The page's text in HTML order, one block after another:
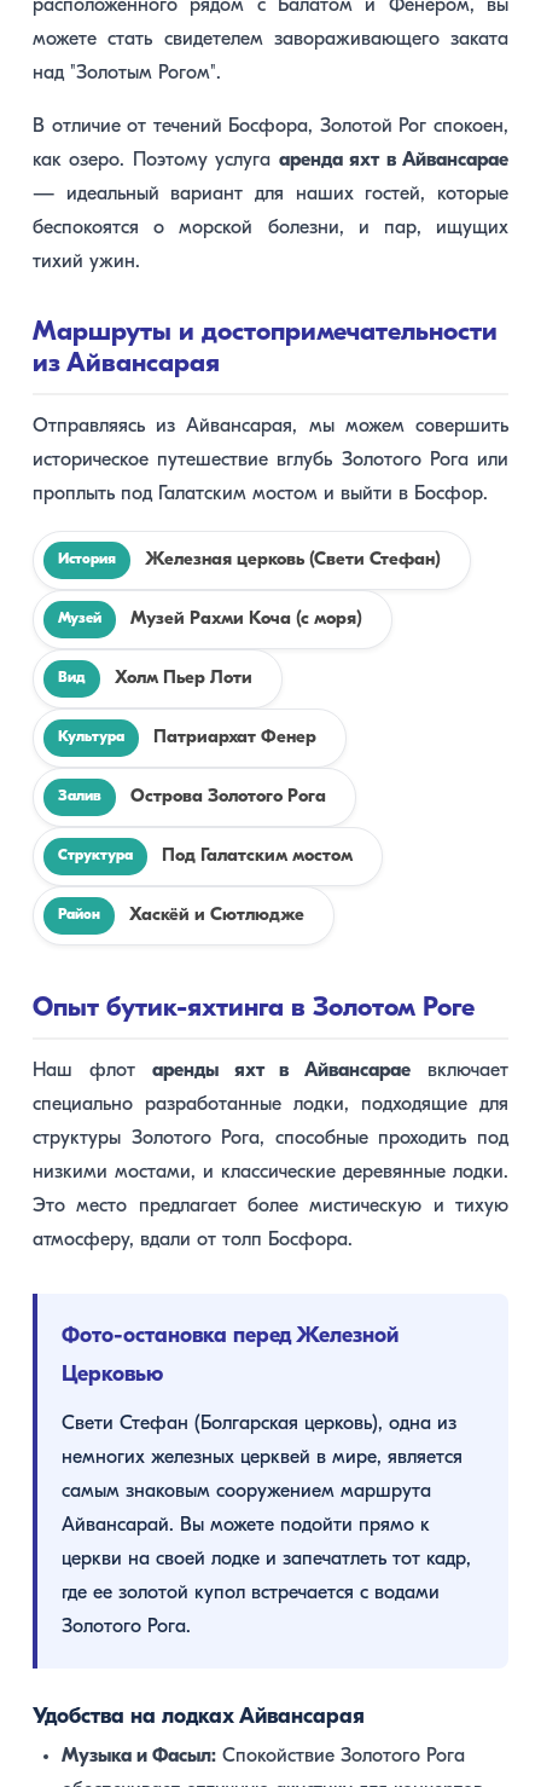
расположенного рядом с Балатом и Фенером, вы
можете стать свидетелем завораживающего заката
над "Золотым Рогом".
В отличие от течений Босфора, Золотой Рог спокоен,
как озеро. Поэтому услуга аренда яхт в Айвансарае
— идеальный вариант для наших гостей, которые
беспокоятся о морской болезни, и пар, ищущих
тихий ужин.
Маршруты и достопримечательности
из Айвансарая
Отправляясь из Айвансарая, мы можем совершить
историческое путешествие вглубь Золотого Рога или
проплыть под Галатским мостом и выйти в Босфор.
История Железная церковь (Свети Стефан)
Музей Музей Рахми Коча (с моря)
Вид Холм Пьер Лоти
Культура Патриархат Фенер
Залив Острова Золотого Рога
Структура Под Галатским мостом
Район Хаскёй и Сютлюдже
Опыт бутик-яхтинга в Золотом Роге
Наш флот аренды яхт в Айвансарае включает
специально разработанные лодки, подходящие для
структуры Золотого Рога, способные проходить под
низкими мостами, и классические деревянные лодки.
Это место предлагает более мистическую и тихую
атмосферу, вдали от толп Босфора.
Фото-остановка перед Железной
Церковью
Свети Стефан (Болгарская церковь), одна из
немногих железных церквей в мире, является
самым знаковым сооружением маршрута
Айвансарай. Вы можете подойти прямо к
церкви на своей лодке и запечатлеть тот кадр,
где ее золотой купол встречается с водами
Золотого Рога.
Удобства на лодках Айвансарая
Музыка и Фасыл: Спокойствие Золотого Рога